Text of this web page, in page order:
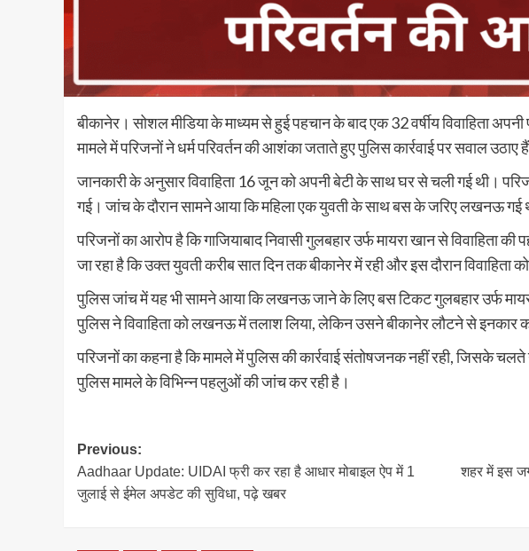
बीकानेर। सोशल मीडिया के माध्यम से हुई पहचान के बाद एक 32 वर्षीय विवाहिता
मामले में परिजनों ने धर्म परिवर्तन की आशंका जताते हुए पुलिस कार्रवाई पर सवाल उठाए
जानकारी के अनुसार विवाहिता 16 जून को अपनी बेटी के साथ घर से चली गई थी।
गई। जांच के दौरान सामने आया कि महिला एक युवती के साथ बस के जरिए लखनऊ गई
परिजनों का आरोप है कि गाजियाबाद निवासी गुलबहार उर्फ मायरा खान से विवाहिता
जा रहा है कि उक्त युवती करीब सात दिन तक बीकानेर में रही और इस दौरान
पुलिस जांच में यह भी सामने आया कि लखनऊ जाने के लिए बस टिकट गुलबहार उर्फ
पुलिस ने विवाहिता को लखनऊ में तलाश लिया, लेकिन उसने बीकानेर लौटने से इनकार
परिजनों का कहना है कि मामले में पुलिस की कार्रवाई संतोषजनक नहीं रही, जिसके चलते
पुलिस मामले के विभिन्न पहलुओं की जांच कर रही है।
Post
navigation
Previous:
Aadhaar Update: UIDAI फ्री कर रहा है आधार मोबाइल ऐप में 1
जुलाई से ईमेल अपडेट की सुविधा, पढ़े खबर
शहर में इस